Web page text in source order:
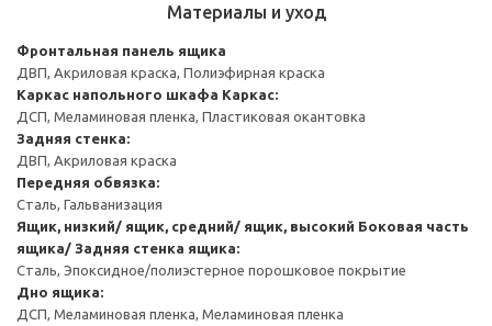
Материалы и уход
Фронтальная панель ящика
ДВП, Акриловая краска, Полиэфирная краска
Каркас напольного шкафа Каркас:
ДСП, Меламиновая пленка, Пластиковая окантовка
Задняя стенка:
ДВП, Акриловая краска
Передняя обвязка:
Сталь, Гальванизация
Ящик, низкий/ ящик, средний/ ящик, высокий Боковая часть
ящика/ Задняя стенка ящика:
Сталь, Эпоксидное/полиэстерное порошковое покрытие
Дно ящика:
ДСП, Меламиновая пленка, Меламиновая пленка